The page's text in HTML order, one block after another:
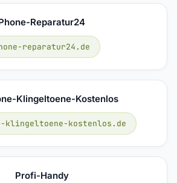
Reparatur24
reparatur24.de
Klingeltoene-Kostenlos
klingeltoene-kostenlos.de
Profi-Handy